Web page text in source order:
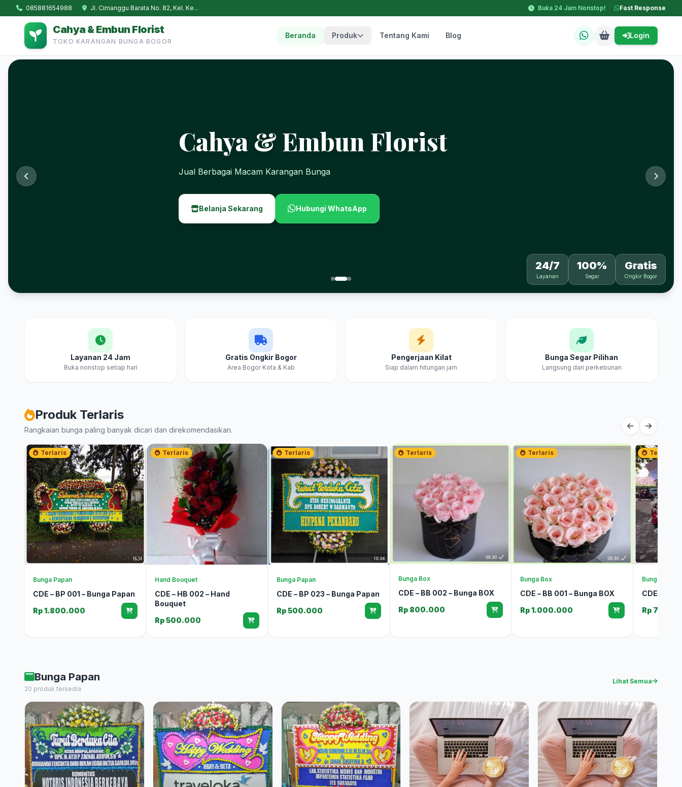
085881654988 Jl. Cimanggu Barata No. 82, Kel. Ke... Buka 24 Jam Nonstop! Fast Response
Cahya & Embun Florist
TOKO KARANGAN BUNGA BOGOR
Beranda Produk Tentang Kami Blog Login
Cahya & Embun Florist
Jual Berbagai Macam Karangan Bunga
Belanja Sekarang Hubungi WhatsApp
24/7
Layanan
100%
Segar
Gratis
Ongkir Bogor
Layanan 24 Jam
Buka nonstop setiap hari
Gratis Ongkir Bogor
Area Bogor Kota & Kab
Pengerjaan Kilat
Siap dalam hitungan jam
Bunga Segar Pilihan
Langsung dari perkebunan
Produk Terlaris
Rangkaian bunga paling banyak dicari dan direkomendasikan.
Terlaris
Bunga Papan
CDE – BP 001 – Bunga Papan
Rp 1.800.000
Terlaris
Hand Bouquet
CDE – HB 002 – Hand
Bouquet
Rp 500.000
Terlaris
Bunga Papan
CDE – BP 023 – Bunga Papan
Rp 500.000
Terlaris
Bunga Box
CDE – BB 002 – Bunga BOX
Rp 800.000
Terlaris
Bunga Box
CDE – BB 001 – Bunga BOX
Rp 1.000.000
Terlaris
Bunga Meja
CDE – BM
Rp
Bunga Papan
20 produk tersedia
Lihat Semua